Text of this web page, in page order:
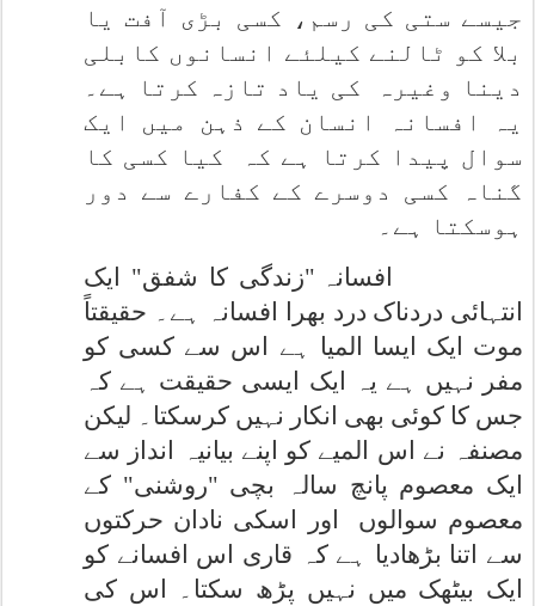
جیسے ستی کی رسم، کسی بڑی آفت یا
بلا کو ٹالنے کیلئے انسانوں کابلی
دینا وغیرہ
کی یاد تازہ کرتا ہے۔
یہ افسانہ انسان کے ذہن میں ایک
سوال پیدا کرتا ہے کہ
کیا کسی کا
گناہ کسی دوسرے کے کفارے سے دور
ہوسکتا ہے۔
افسانہ "زندگی کا شفق" ایک
انتہائی دردناک درد بھرا افسانہ ہے۔ حقیقتاً
موت ایک ایسا المیا ہے اس سے کسی کو
مفر نہیں ہے یہ ایک ایسی حقیقت ہے کہ
جس کا کوئی بھی انکار نہیں کرسکتا۔ لیکن
مصنفہ نے اس المیے کو اپنے بیانیہ انداز سے
ایک معصوم پانچ سالہ بچی "روشنی" کے
معصوم سوالوں
اور اسکی نادان حرکتوں
سے اتنا بڑھادیا ہے کہ قاری اس افسانے کو
ایک بیٹھک میں نہیں پڑھ سکتا۔ اس کی